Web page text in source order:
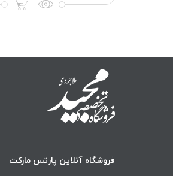
فروشگاه آنلاین پارتس مارکت